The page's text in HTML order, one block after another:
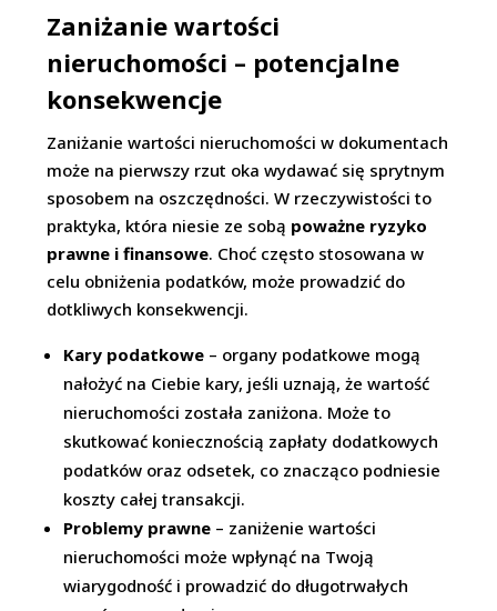
Zaniżanie wartości
nieruchomości – potencjalne
konsekwencje
Zaniżanie wartości nieruchomości w dokumentach
może na pierwszy rzut oka wydawać się sprytnym
sposobem na oszczędności. W rzeczywistości to
praktyka, która niesie ze sobą poważne ryzyko
prawne i finansowe. Choć często stosowana w
celu obniżenia podatków, może prowadzić do
dotkliwych konsekwencji.
Kary podatkowe – organy podatkowe mogą
nałożyć na Ciebie kary, jeśli uznają, że wartość
nieruchomości została zaniżona. Może to
skutkować koniecznością zapłaty dodatkowych
podatków oraz odsetek, co znacząco podniesie
koszty całej transakcji.
Problemy prawne – zaniżenie wartości
nieruchomości może wpłynąć na Twoją
wiarygodność i prowadzić do długotrwałych